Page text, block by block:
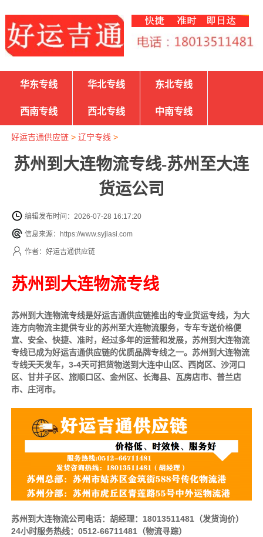
华东专线 华北专线 东北专线
西南专线 西北专线 中南专线
好运吉通供应链> 辽宁专线 >
苏州到大连物流专线-苏州至大连
货运公司
编辑发布时间：2026-07-28 16:17:20
信息来源：https://www.syjiasi.com
作者：好运吉通供应链
苏州到大连物流专线
苏州到大连物流专线是好运吉通供应链推出的专业货运专线，为大
连方向物流主提供专业的苏州至大连物流服务，专车专送价格便
宜、安全、快捷、准时，经过多年的运营和发展，苏州到大连物流
专线已成为好运吉通供应链的优质品牌专线之一。苏州到大连物流
专线天天发车，3-4天可把货物送到大连中山区、西岗区、沙河口
区、甘井子区、旅顺口区、金州区、长海县、瓦房店市、普兰店
市、庄河市。
苏州到大连物流公司电话：胡经理：18013511481（发货询价）
24小时服务热线：0512-66711481（物流寻踪）